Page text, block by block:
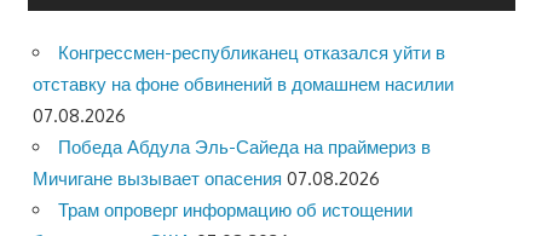
Конгрессмен-республиканец отказался уйти в
отставку на фоне обвинений в домашнем насилии
07.08.2026
Победа Абдула Эль-Сайеда на праймериз в
Мичигане вызывает опасения 07.08.2026
Трам опроверг информацию об истощении